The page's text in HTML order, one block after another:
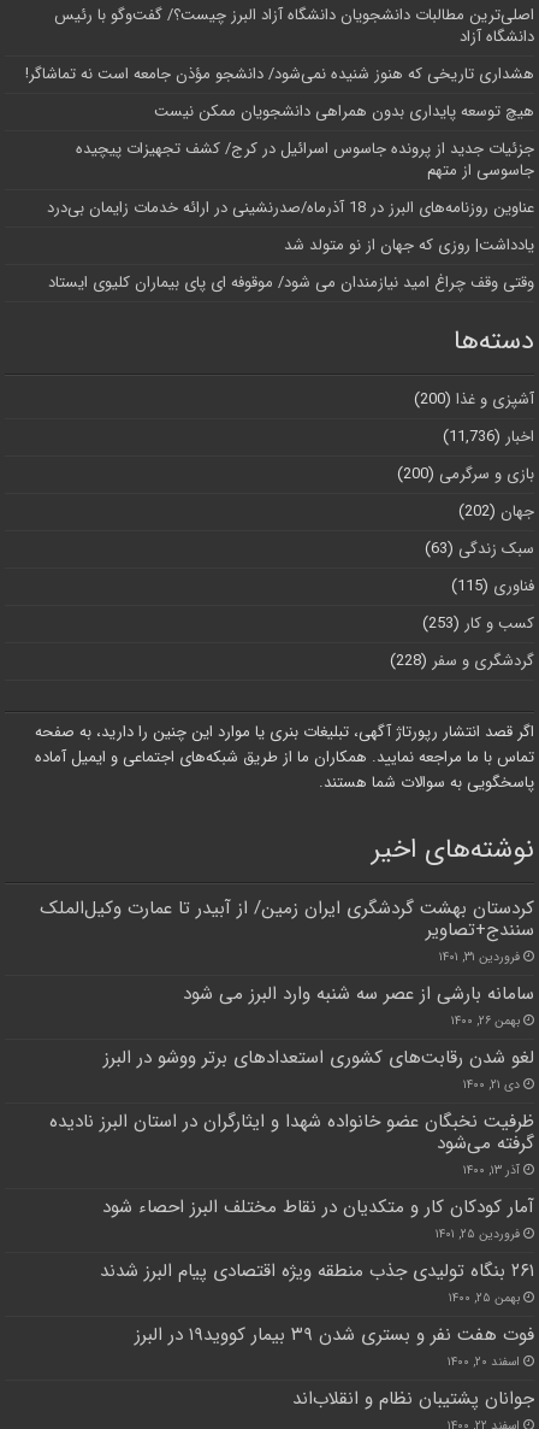
اصلی‌ترین مطالبات دانشجویان دانشگاه آزاد البرز چیست؟/ گفت‌وگو با رئیس
دانشگاه آز‌اد
هشداری تاریخی که هنوز شنیده نمی‌شود/ دانشجو مؤذن جامعه است نه تماشاگر!
هیچ توسعه پایداری بدون همراهی دانشجویان ممکن نیست
جزئیات جدید از پرونده جاسوس اسرائیل در کرج/‌ کشف تجهیزات پیچیده
جاسوسی از متهم
عناوین روزنامه‌های البرز در ‌18 آذرماه/صدرنشینی در ارائه خدمات زایمان بی‌درد
یادداشت| روزی که جهان از نو متولد شد
وقتی وقف چراغ امید نیازمندان می شود/ موقوفه ای پای بیماران کلیوی ایستاد
دسته‌ها
آشپزی و غذا (200)
اخبار (11,736)
بازی و سرگرمی (200)
جهان (202)
سبک زندگی (63)
فناوری (115)
کسب و کار (253)
گردشگری و سفر (228)
اگر قصد انتشار رپورتاژ آگهی، تبلیغات بنری یا موارد این چنین را دارید، به صفحه
تماس با ما مراجعه نمایید. همکاران ما از طریق شبکه‌های اجتماعی و ایمیل آماده
پاسخگویی به سوالات شما هستند.
نوشته‌های اخیر
کردستان بهشت گردشگری ایران زمین/ از آبیدر تا عمارت وکیل‌الملک
سنندج+تصاویر
فروردین ۳۱, ۱۴۰۱
سامانه بارشی از عصر سه شنبه وارد البرز می شود
بهمن ۲۶, ۱۴۰۰
لغو شدن رقابت‌های کشوری استعداد‌های برتر ووشو در البرز
دی ۲۱, ۱۴۰۰
ظرفیت نخبگان عضو خانواده شهدا و ایثارگران در استان البرز نادیده
گرفته می‌شود
آذر ۱۳, ۱۴۰۰
آمار کودکان کار و متکدیان در نقاط مختلف البرز احصاء شود
فروردین ۲۵, ۱۴۰۱
۲۶۱ بنگاه تولیدی جذب منطقه ویژه اقتصادی پیام البرز شدند
بهمن ۲۵, ۱۴۰۰
فوت هفت نفر و بستری شدن ۳۹ بیمار کووید۱۹ در البرز
اسفند ۲۰, ۱۴۰۰
جوانان پشتیبان نظام و انقلاب‌اند